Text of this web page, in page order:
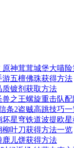
神茸茸城堡大喵
五檀佛珠获得方法
镀剂获取方法
之王螺旋重击队
条2盗贼高跳技巧一
星穹铁道波提欧
叶刀获得方法一览
儿饼获得方法